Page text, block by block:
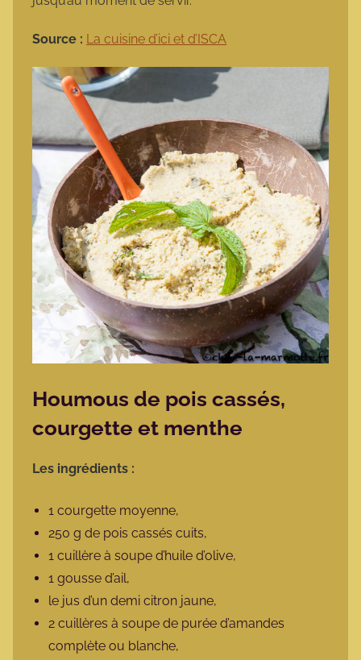
Source : La cuisine d’ici et d’ISCA
Houmous de pois cassés,
courgette et menthe
Les ingrédients :
1 courgette moyenne,
250 g de pois cassés cuits,
1 cuillère à soupe d’huile d’olive,
1 gousse d’ail,
le jus d’un demi citron jaune,
2 cuillères à soupe de purée d’amandes
complète ou blanche,